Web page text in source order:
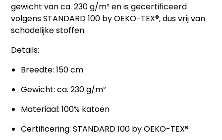
gewicht van ca.230 g/m² en is gecertificeerd
volgensSTANDARD 100 by OEKO-TEX®, dus vrij van
schadelijke stoffen.
Details:
Breedte: 150 cm
Gewicht: ca. 230 g/m²
Materiaal: 100% katoen
Certificering: STANDARD 100 by OEKO-TEX®